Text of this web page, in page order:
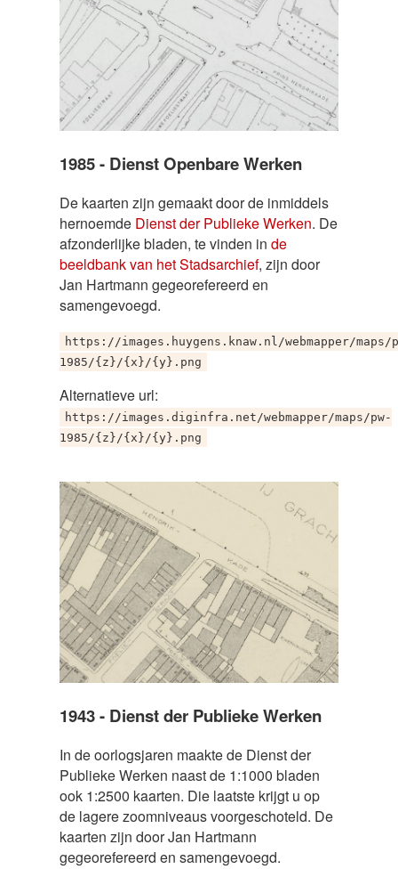
1985 - Dienst Openbare Werken
De kaarten zijn gemaakt door de inmiddels
hernoemde Dienst der Publieke Werken. De
afzonderlijke bladen, te vinden inde
beeldbank van het Stadsarchief, zijn door
Jan Hartmann gegeorefereerd en
samengevoegd.
https://images.huygens.knaw.nl/webmapper/maps/
1985/{z}/{x}/{y}.png
Alternatieve url:
https://images.diginfra.net/webmapper/maps/pw-
1985/{z}/{x}/{y}.png
1943 - Dienst der Publieke Werken
In de oorlogsjaren maakte de Dienst der
Publieke Werken naast de 1:1000 bladen
ook 1:2500 kaarten. Die laatste krijgt u op
de lagere zoomniveaus voorgeschoteld. De
kaarten zijn door Jan Hartmann
gegeorefereerd en samengevoegd.